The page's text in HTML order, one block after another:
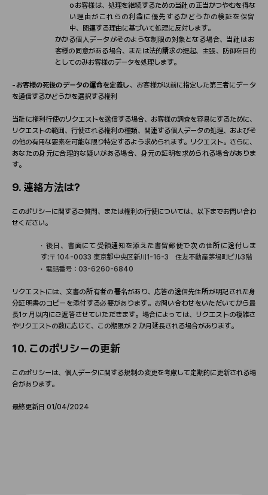
o お客様は、 処理を継続するための当社の正当かつやむを得な
い理由がこれらの利益に優先するかどうかの検証を保留
中、 関連する理由に基づいて処理に反対します。
かかる個人データがそのような制限の対象となる場合、 当社はお
客様の同意がある場合、または法的請求の提起、主張、防御を目的
としてのみお客様のデータを処理します。
-お客様の死後のデータの運命を定義し、お客様が以前に指定した第三者にデータ
を通信するかどうかを選択する権利
当社に権利行使のリクエストを送信する場合、お客様の調査を容易にするために、
リクエストの範囲、行使される権利の種類、 関連する個人データの処理、およびそ
の他の有用な要素を可能な限り特定するよう求められます。リクエスト。さらに、
あなたの身元に合理的な疑いがある場合、身元の証明を求められる場合がありま
す。
9. 連絡方法は?
このポリシーに関するご質問、または権利の行使については、以下までお問い合わ
せください。
· 後日、書面にて受領通知を添えた書留郵便で次の住所に送付しま
す:〒 104-0033 東京都中央区新川1-16-3 住友不動産茅場町ビル3階
· 電話番号 ： 03-6260-6840
リクエストには、文書の所有者の署名があり、 応答の送信先住所が明記された身
分証明書のコピー を添付する必要があります。お問い合わせをいただいてから最
長1ヶ月以内にご返答させていただきます。場合によっては、リクエストの複雑さ
やリクエストの数に応じて、この期限が 2 か月延長される場合があります。
10. このポリシーの更新
このポリシーは、個人データに関する規制の変更を考慮して定期的に更新される場
合があります。
最終更新日 01/04/2024